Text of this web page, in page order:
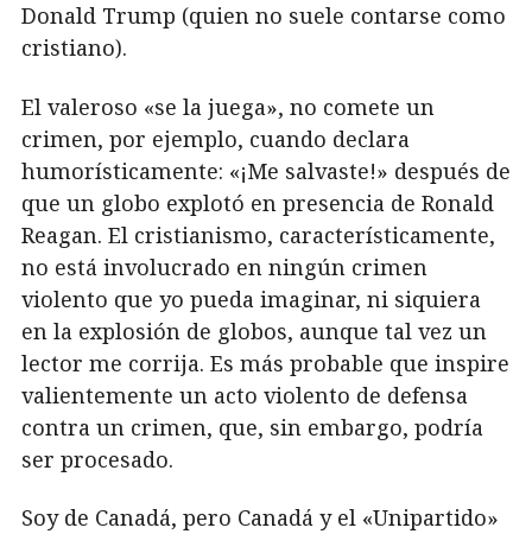
Donald Trump (quien no suele contarse como
cristiano).
El valeroso «se la juega», no comete un
crimen, por ejemplo, cuando declara
humorísticamente: «¡Me salvaste!» después de
que un globo explotó en presencia de Ronald
Reagan. El cristianismo, característicamente,
no está involucrado en ningún crimen
violento que yo pueda imaginar, ni siquiera
en la explosión de globos, aunque tal vez un
lector me corrija. Es más probable que inspire
valientemente un acto violento de defensa
contra un crimen, que, sin embargo, podría
ser procesado.
Soy de Canadá, pero Canadá y el «Unipartido»